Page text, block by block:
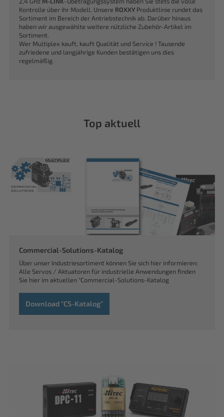
Kontrolle über ihr Modell. Unsere ROXXY Produktlinie rundet das
Sortiment im Bereich der Antriebstechnik ab. Darüber hinaus
haben wir ausgewählte weitere nützliche Zubehör-Artikel im
Sortiment.
Wer Multiplex kauft, kauft Qualität und Service ! Tausende
zufriedene und langjährige Kunden bestätigen uns dies
regelmäßig.
Top aktuell
Commercial-Solutions-Katalog
Über unser Industriesortiment können Sie sich hier informieren:
Alle Servos / Aktuatoren für industrielle Anwendungen finden
Sie hier im aktuellen "Commercial-Solutions-Katalog
Download "CS-Katalog"